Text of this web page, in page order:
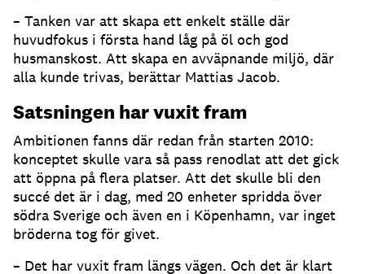
– Tanken var att skapa ett enkelt ställe där
huvudfokus i första hand låg på öl och god
husmanskost. Att skapa en avväpnande miljö, där
alla kunde trivas, berättar Mattias Jacob.
Satsningen har vuxit fram
Ambitionen fanns där redan från starten 2010:
konceptet skulle vara så pass renodlat att det gick
att öppna på flera platser. Att det skulle bli den
succé det är i dag, med 20 enheter spridda över
södra Sverige och även en i Köpenhamn, var inget
bröderna tog för givet.
– Det har vuxit fram längs vägen. Och det är klart